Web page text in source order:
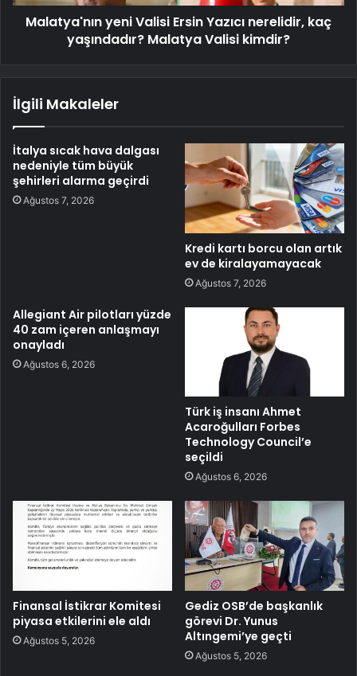
Malatya'nın yeni Valisi Ersin Yazıcı nerelidir, kaç
yaşındadır? Malatya Valisi kimdir?
İlgili Makaleler
İtalya sıcak hava dalgası
nedeniyle tüm büyük
şehirleri alarma geçirdi
Ağustos 7, 2026
Kredi kartı borcu olan artık
ev de kiralayamayacak
Ağustos 7, 2026
Allegiant Air pilotları yüzde
40 zam içeren anlaşmayı
onayladı
Ağustos 6, 2026
Türk iş insanı Ahmet
Acaroğulları Forbes
Technology Council’e
seçildi
Ağustos 6, 2026
Finansal İstikrar Komitesi
piyasa etkilerini ele aldı
Ağustos 5, 2026
Gediz OSB’de başkanlık
görevi Dr. Yunus
Altıngemi’ye geçti
Ağustos 5, 2026